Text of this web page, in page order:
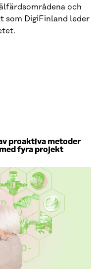
och
som DigiFinland leder
proaktiva metoder
fyra projekt